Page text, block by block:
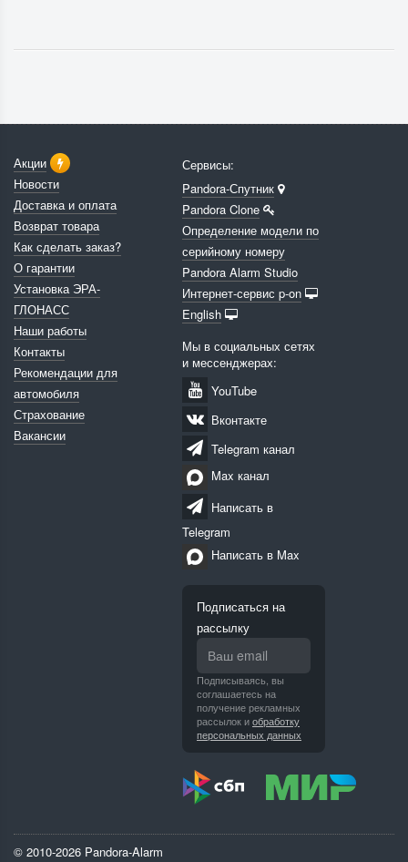
Акции
Новости
Доставка и оплата
Возврат товара
Как сделать заказ?
О гарантии
Установка ЭРА-
ГЛОНАСС
Наши работы
Контакты
Рекомендации для
автомобиля
Страхование
Вакансии
Сервисы:
Pandora-Спутник
Pandora Clone
Определение модели по
серийному номеру
Pandora Alarm Studio
Интернет-сервис p-on
English
Мы в социальных сетях
и мессенджерах:
YouTube
Вконтакте
Telegram канал
Max канал
Написать в
Telegram
Написать в Max
Подписаться на
рассылку
Подписываясь, вы
соглашаетесь на
получение рекламных
рассылок иобработку
персональных данных
© 2010-2026 Pandora-Alarm